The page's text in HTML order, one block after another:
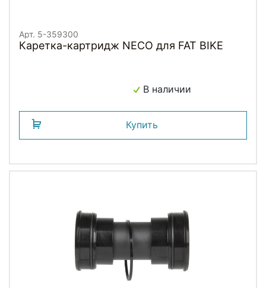
Арт. 5-359300
Каретка-картридж NECO для FAT BIKE
В наличии
Купить